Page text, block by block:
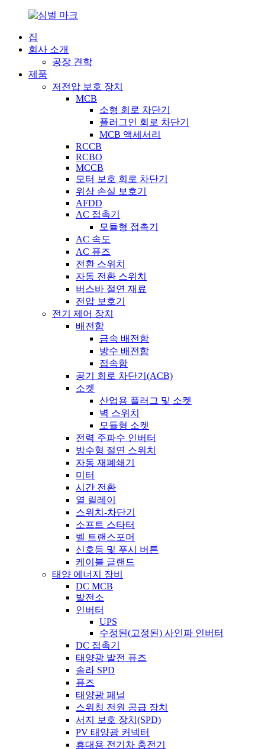
집
회사 소개
공장 견학
제품
저전압 보호 장치
MCB
소형 회로 차단기
플러그인 회로 차단기
MCB 액세서리
RCCB
RCBO
MCCB
모터 보호 회로 차단기
위상 손실 보호기
AFDD
AC 접촉기
모듈형 접촉기
AC 속도
AC 퓨즈
전환 스위치
자동 전환 스위치
버스바 절연 재료
전압 보호기
전기 제어 장치
배전함
금속 배전함
방수 배전함
접속함
공기 회로 차단기(ACB)
소켓
산업용 플러그 및 소켓
벽 스위치
모듈형 소켓
전력 주파수 인버터
방수형 절연 스위치
자동 재폐쇄기
미터
시간 전환
열 릴레이
스위치-차단기
소프트 스타터
벨 트랜스포머
신호등 및 푸시 버튼
케이블 글랜드
태양 에너지 장비
DC MCB
발전소
인버터
UPS
수정된(고정된) 사인파 인버터
DC 접촉기
태양광 발전 퓨즈
솔라 SPD
퓨즈
태양광 패널
스위칭 전원 공급 장치
서지 보호 장치(SPD)
PV 태양광 커넥터
휴대용 전기차 충전기